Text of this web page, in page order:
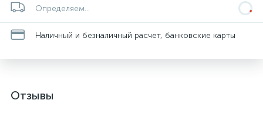
Определяем...
Наличный и безналичный расчет, банковские карты
Отзывы